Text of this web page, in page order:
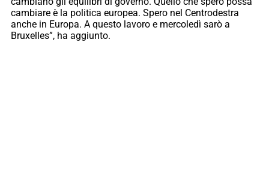
cambiare è la politica europea. Spero nel Centrodestra
anche in Europa. A questo lavoro e mercoledì sarò a
Bruxelles”, ha aggiunto.